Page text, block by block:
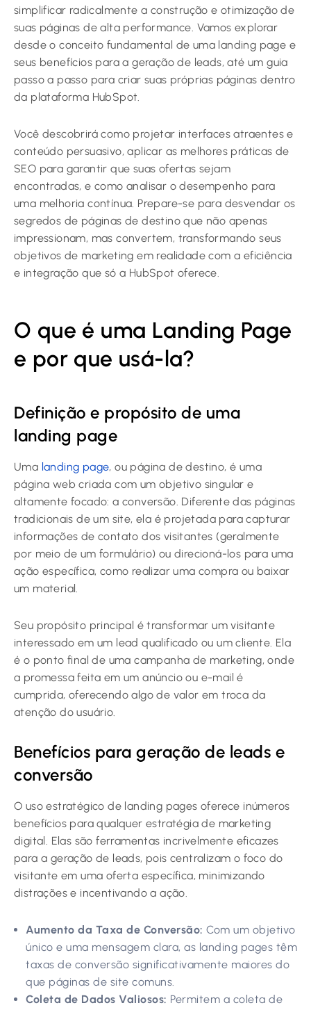
simplificar radicalmente a construção e otimização de
suas páginas de alta performance. Vamos explorar
desde o conceito fundamental de uma landing page e
seus benefícios para a geração de leads, até um guia
passo a passo para criar suas próprias páginas dentro
da plataforma HubSpot.
Você descobrirá como projetar interfaces atraentes e
conteúdo persuasivo, aplicar as melhores práticas de
SEO para garantir que suas ofertas sejam
encontradas, e como analisar o desempenho para
uma melhoria contínua. Prepare-se para desvendar os
segredos de páginas de destino que não apenas
impressionam, mas convertem, transformando seus
objetivos de marketing em realidade com a eficiência
e integração que só a HubSpot oferece.
O que é uma Landing Page
e por que usá-la?
Definição e propósito de uma
landing page
Uma landing page, ou página de destino, é uma
página web criada com um objetivo singular e
altamente focado: a conversão. Diferente das páginas
tradicionais de um site, ela é projetada para capturar
informações de contato dos visitantes (geralmente
por meio de um formulário) ou direcioná-los para uma
ação específica, como realizar uma compra ou baixar
um material.
Seu propósito principal é transformar um visitante
interessado em um lead qualificado ou um cliente. Ela
é o ponto final de uma campanha de marketing, onde
a promessa feita em um anúncio ou e-mail é
cumprida, oferecendo algo de valor em troca da
atenção do usuário.
Benefícios para geração de leads e
conversão
O uso estratégico de landing pages oferece inúmeros
benefícios para qualquer estratégia de marketing
digital. Elas são ferramentas incrivelmente eficazes
para a geração de leads, pois centralizam o foco do
visitante em uma oferta específica, minimizando
distrações e incentivando a ação.
Aumento da Taxa de Conversão: Com um objetivo
único e uma mensagem clara, as landing pages têm
taxas de conversão significativamente maiores do
que páginas de site comuns.
Coleta de Dados Valiosos: Permitem a coleta de